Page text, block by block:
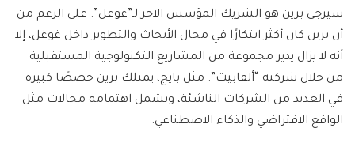
سيرجي برين هو الشريك المؤسس الآخر لـ”غوغل”. على الرغم من
أن برين كان أكثر ابتكارًا في مجال الأبحاث والتطوير داخل غوغل، إلا
أنه لا يزال يدير مجموعة من المشاريع التكنولوجية المستقبلية
من خلال شركته “ألفابيت”. مثل بايج، يمتلك برين حصصًا كبيرة
في العديد من الشركات الناشئة، ويشمل اهتمامه مجالات مثل
الواقع الافتراضي والذكاء الاصطناعي.